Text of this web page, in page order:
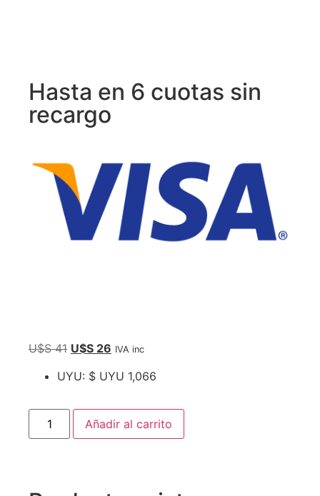
Hasta en 6 cuotas sin
recargo
U$S41 U$S 26 IVA inc
UYU: $ UYU 1,066
Añadir al carrito